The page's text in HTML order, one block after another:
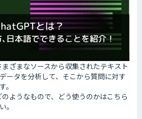
ざまなソースから収集されたテキスト
ータを分析して、そこから質問に対す
。
ようなもので、どう使うのかはこちら
。